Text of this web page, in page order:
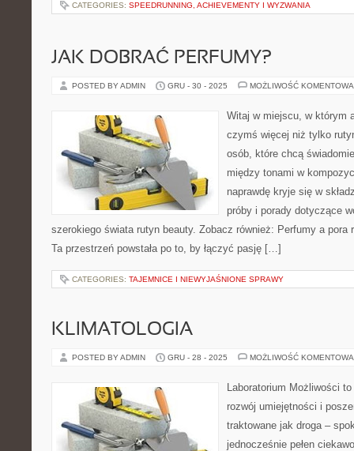
CATEGORIES: SPEEDRUNNING, ACHIEVEMENTY I WYZWANIA
JAK DOBRAĆ PERFUMY?
POSTED BY ADMIN GRU - 30 - 2025 MOŻLIWOŚĆ
Witaj w miejscu, w którym
czymś więcej niż tylko
osób, które chcą
między tonami w
naprawdę kryje się w
próby i porady dotyczące
szerokiego świata rutyn beauty. Zobacz również: Perfumy a pora
Ta przestrzeń powstała po to, by łączyć pasję […]
CATEGORIES: TAJEMNICE I NIEWYJAŚNIONE SPRAWY
KLIMATOLOGIA
POSTED BY ADMIN GRU - 28 - 2025 MOŻLIWOŚĆ
Laboratorium Możliwości
rozwój umiejętności i
traktowane jak droga –
jednocześnie pełen